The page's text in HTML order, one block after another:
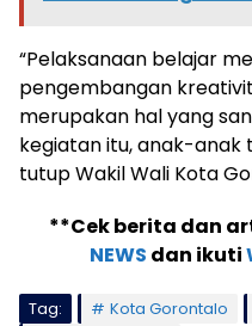
“Pelaksanaan belajar
pengembangan
merupakan hal yang
kegiatan itu, anak-anak
tutup Wakil Wali Kota
**Cek berita dan
NEWS dan ikuti
Tag: Kota Gorontalo